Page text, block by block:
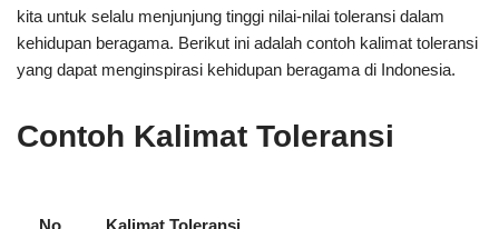
kita untuk selalu menjunjung tinggi nilai-nilai toleransi dalam
kehidupan beragama. Berikut ini adalah contoh kalimat toleransi
yang dapat menginspirasi kehidupan beragama di Indonesia.
Contoh Kalimat Toleransi
No Kalimat Toleransi